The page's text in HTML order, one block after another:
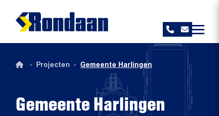
Gemeente Harlingen
› Projecten › Gemeente Harlingen